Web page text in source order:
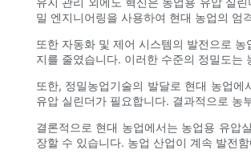
밀 엔지니어링을 사용하여 현대 농업의 엄
또한 자동화 및 제어 시스템의 발전으로
지를 줄였습니다. 이러한 수준의 정밀도는
또한, 정밀농업기술의 발달로 현대 농업
유압 실린더가 필요합니다. 결과적으로 농
결론적으로 현대 농업에서는 농업용 유압
장할 수 있습니다. 농업 산업이 계속 발전